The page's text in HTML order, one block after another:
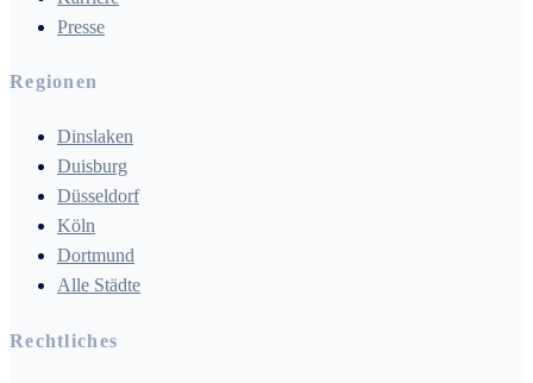
Presse
Regionen
Dinslaken
Duisburg
Düsseldorf
Köln
Dortmund
Alle Städte
Rechtliches